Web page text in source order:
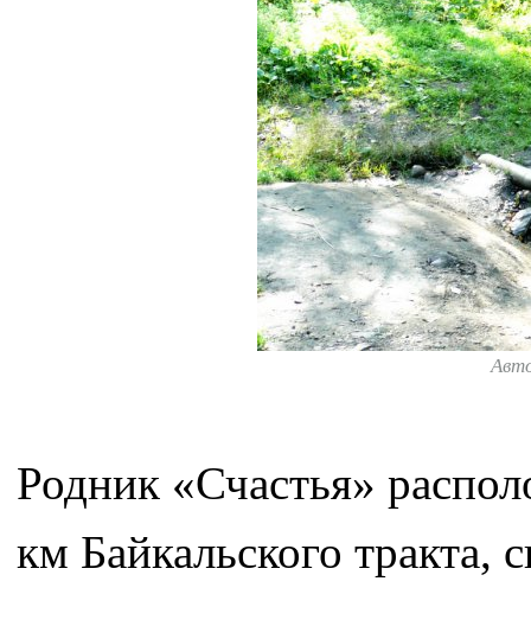
Родник «Счастья»
км Байкальского тракта,